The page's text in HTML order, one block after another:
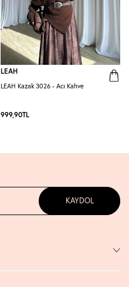
LEAH
LEAH Kazak 3026 - Acı Kahve
999,90TL
KAYDOL